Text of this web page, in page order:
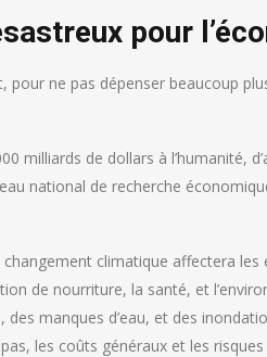
pour
ne pas dépenser beaucoup
milliards de dollars à l’humanité,
national de recherche
climatique affectera les
de nourriture, la santé, et
manques d’eau, et des
les coûts généraux et les